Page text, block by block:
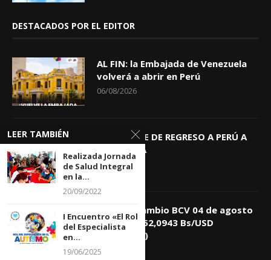
DESTACADOS POR EL EDITOR
AL FIN: la Embajada de Venezuela
volverá a abrir en Perú
06/08/2026
KEIKO TRAE DE REGRESO A PERÚ A
GIOVANNA
04/08/2026
Tasa de Cambio BCV 04 de agosto
de 2026: 752,0943 Bs/USD
(+0,4418%)
04/08/2026
LEER TAMBIÉN
Realizada Jornada
de Salud Integral
en la...
20/09/2022
I Encuentro «El Rol
del Especialista
en...
19/06/2025